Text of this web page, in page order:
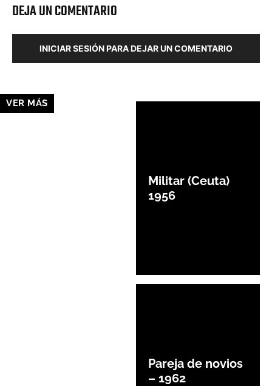
DEJA UN COMENTARIO
INICIAR SESIÓN PARA DEJAR UN COMENTARIO
VER MÁS
Militar (Ceuta)
1956
Pareja de novios
– 1962